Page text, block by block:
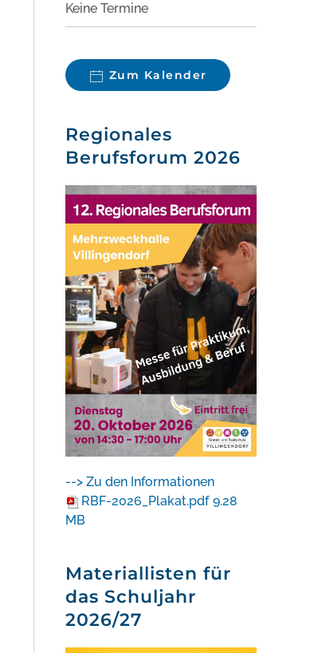
Keine Termine
Zum Kalender
Regionales
Berufsforum 2026
--> Zu den Informationen
RBF-2026_Plakat.pdf 9.28
MB
Materiallisten für
das Schuljahr
2026/27